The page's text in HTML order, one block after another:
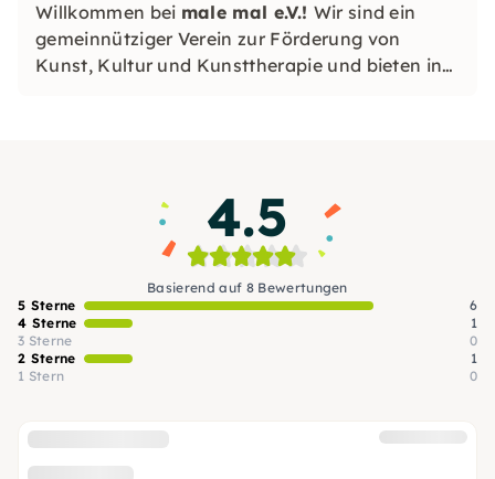
Willkommen bei male mal e.V.! Wir sind ein
gemeinnütziger Verein zur Förderung von
Kunst, Kultur und Kunsttherapie und bieten in
4.5
Basierend auf 8 Bewertungen
5 Sterne
6
4 Sterne
1
3 Sterne
0
2 Sterne
1
1 Stern
0